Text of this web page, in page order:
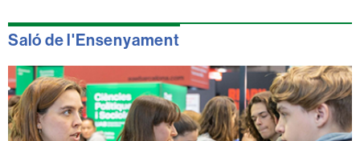
Saló de l'Ensenyament